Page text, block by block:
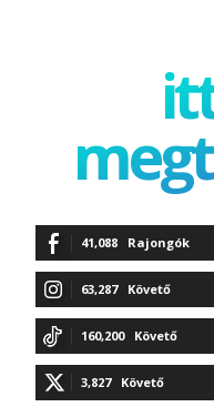
41,088 Rajongók
63,287 Követő
160,200 Követő
3,827 Követő